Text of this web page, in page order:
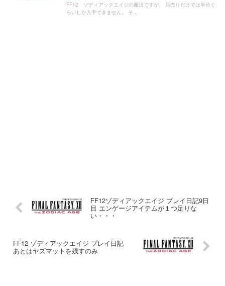
FF12 ゾディアックエイジの魔法ですが、 店売りだけでは半分ぐ
らいしか入手できません。 そ...
FF12ゾディアックエイジ プレイ日記9日
目 エンゲージアイテムが１つ足りな
い・・・
FF12 ゾディアックエイジ プレイ日記
あとはヤズマットを残すのみ